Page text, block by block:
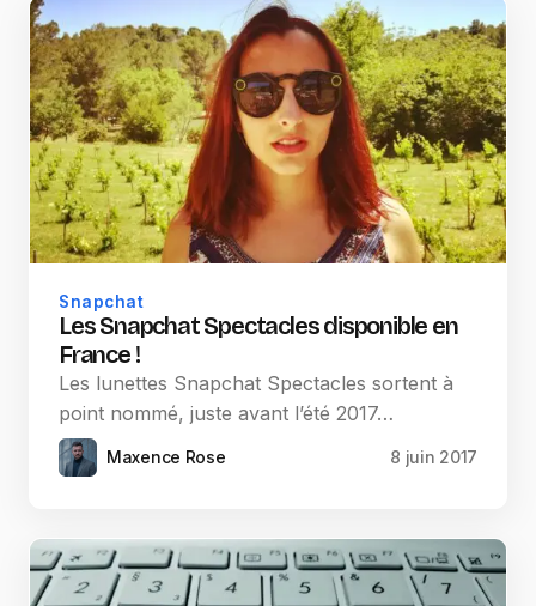
Snapchat
Les Snapchat Spectacles disponible en
France !
Les lunettes Snapchat Spectacles sortent à
point nommé, juste avant l’été 2017…
Maxence Rose 8 juin 2017